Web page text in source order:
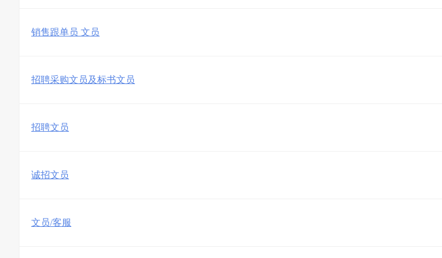
销售跟单员 文员
招聘采购文员及标书文员
招聘文员
诚招文员
文员/客服